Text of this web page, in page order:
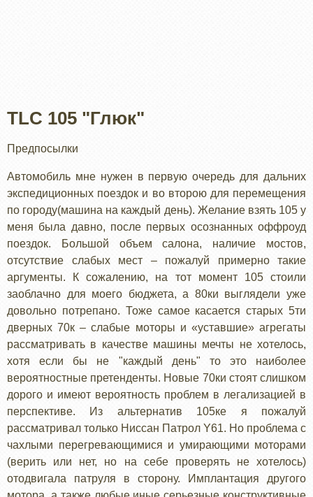
TLC 105 "Глюк"
Предпосылки
Автомобиль мне нужен в первую очередь для дальних
экспедиционных поездок и во второю для перемещения
по городу(машина на каждый день). Желание взять 105 у
меня была давно, после первых осознанных оффроуд
поездок. Большой объем салона, наличие мостов,
отсутствие слабых мест – пожалуй примерно такие
аргументы. К сожалению, на тот момент 105 стоили
заоблачно для моего бюджета, а 80ки выглядели уже
довольно потрепано. Тоже самое касается старых 5ти
дверных 70к – слабые моторы и «уставшие» агрегаты
рассматривать в качестве машины мечты не хотелось,
хотя если бы не "каждый день" то это наиболее
вероятностные претенденты. Новые 70ки стоят слишком
дорого и имеют вероятность проблем в легализацией в
перспективе. Из альтернатив 105ке я пожалуй
рассматривал только Ниссан Патрол Y61. Но проблема с
чахлыми перегревающимися и умирающими моторами
(верить или нет, но на себе проверять не хотелось)
отодвигала патруля в сторону. Имплантация другого